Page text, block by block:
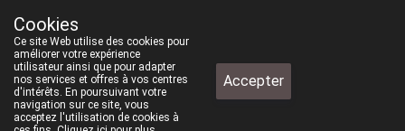
Cookies
Ce site Web utilise des cookies pour
améliorer votre expérience
utilisateur ainsi que pour adapter
nos services et offres à vos centres
d'intérêts. En poursuivant votre
navigation sur ce site, vous
acceptez l'utilisation de cookies à
Accepter